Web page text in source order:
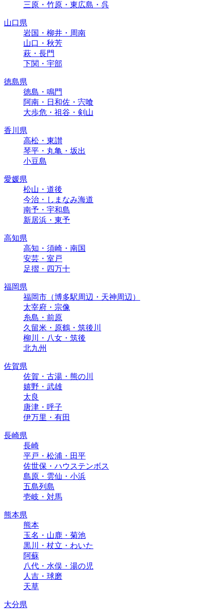
三原・竹原・東広島・呉
山口県
岩国・柳井・周南
山口・秋芳
萩・長門
下関・宇部
徳島県
徳島・鳴門
阿南・日和佐・宍喰
大歩危・祖谷・剣山
香川県
高松・東讃
琴平・丸亀・坂出
小豆島
愛媛県
松山・道後
今治・しまなみ海道
南予・宇和島
新居浜・東予
高知県
高知・須崎・南国
安芸・室戸
足摺・四万十
福岡県
福岡市（博多駅周辺・天神周辺）
太宰府・宗像
糸島・前原
久留米・原鶴・筑後川
柳川・八女・筑後
北九州
佐賀県
佐賀・古湯・熊の川
嬉野・武雄
太良
唐津・呼子
伊万里・有田
長崎県
長崎
平戸・松浦・田平
佐世保・ハウステンボス
島原・雲仙・小浜
五島列島
壱岐・対馬
熊本県
熊本
玉名・山鹿・菊池
黒川・杖立・わいた
阿蘇
八代・水俣・湯の児
人吉・球磨
天草
大分県